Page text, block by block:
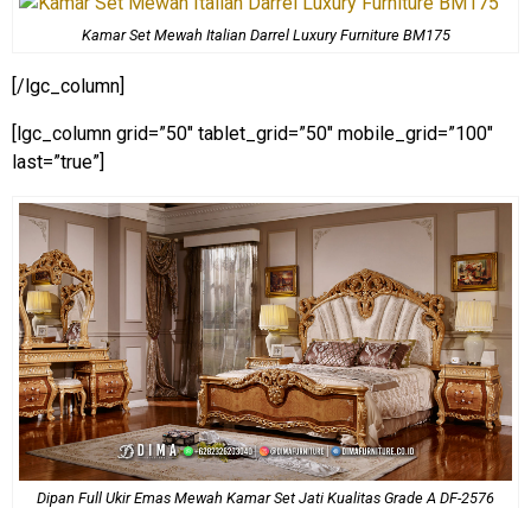
Kamar Set Mewah Italian Darrel Luxury Furniture BM175
[/lgc_column]
[lgc_column grid=”50″ tablet_grid=”50″ mobile_grid=”100″
last=”true”]
Dipan Full Ukir Emas Mewah Kamar Set Jati Kualitas Grade A DF-2576